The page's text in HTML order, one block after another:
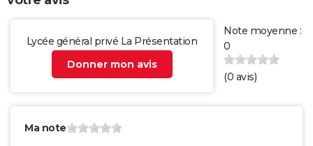
Lycée général privé La Présentation
Donner mon avis
Note moyenne :
0
(0 avis)
Ma note